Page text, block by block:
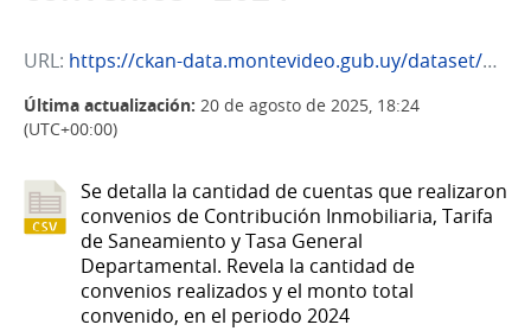
URL: https://ckan-data.montevideo.gub.uy/dataset/64ff433f-0b78-4c35-bacf-7cf0318bf07e/resource/8df67483-1db3-4e21-8340-5dfd059cd606/download/convenios_2024.csv
Última actualización: 20 de agosto de 2025, 18:24
(UTC+00:00)
Se detalla la cantidad de cuentas que realizaron
convenios de Contribución Inmobiliaria, Tarifa
de Saneamiento y Tasa General
Departamental. Revela la cantidad de
convenios realizados y el monto total
convenido, en el periodo 2024